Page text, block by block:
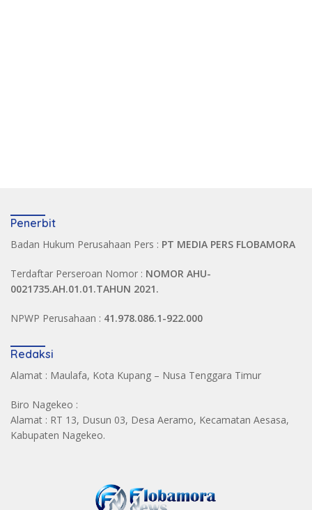
Penerbit
Badan Hukum Perusahaan Pers : PT MEDIA PERS FLOBAMORA
Terdaftar Perseroan Nomor : NOMOR AHU-
0021735.AH.01.01.TAHUN 2021.
NPWP Perusahaan : 41.978.086.1-922.000
Redaksi
Alamat : Maulafa, Kota Kupang – Nusa Tenggara Timur
Biro Nagekeo :
Alamat : RT 13, Dusun 03, Desa Aeramo, Kecamatan Aesasa,
Kabupaten Nagekeo.